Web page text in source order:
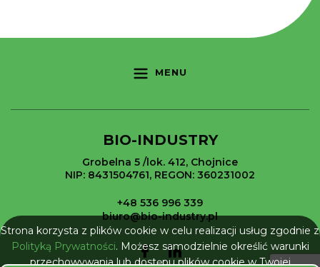
MENU
BIO-INDUSTRY
Grobelna 5 /lok. 412, Chojnice
NIP: 8431504761, REGON: 360231002
+48 536 996 339
biuro@bio-industry.pl
Strona korzysta z plików cookie w celu realizacji usług zgodnie z
Polityką Prywatności. Możesz samodzielnie określić warunki
przechowywania lub dostępu plików cookie w Twojej